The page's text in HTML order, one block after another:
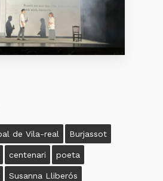
de Vila-real Burjassot
centenari poeta
Susanna Lliberós